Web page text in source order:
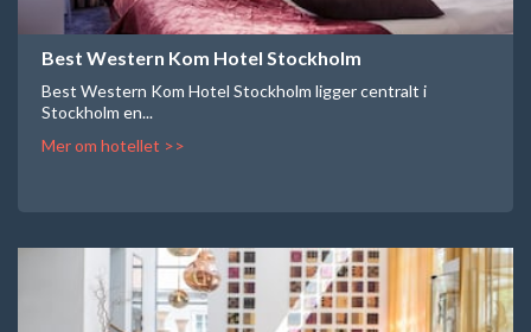
Best Western Kom Hotel Stockholm
Best Western Kom Hotel Stockholm ligger centralt i
Stockholm en...
Mer om hotellet >>